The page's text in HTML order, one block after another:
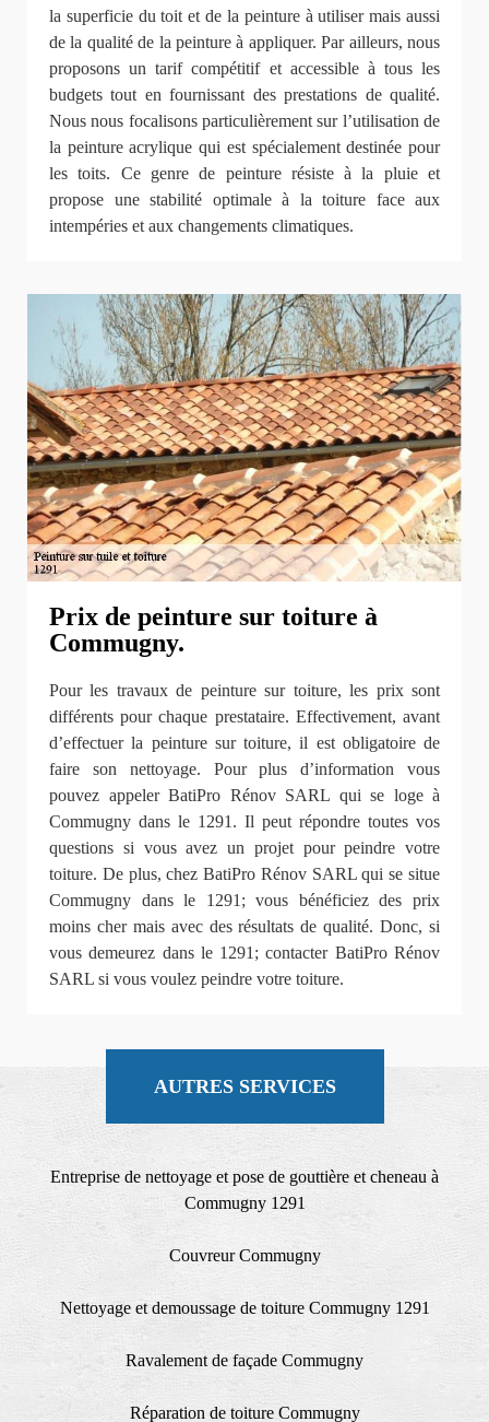
la superficie du toit et de la peinture à utiliser mais aussi
de la qualité de la peinture à appliquer. Par ailleurs, nous
proposons un tarif compétitif et accessible à tous les
budgets tout en fournissant des prestations de qualité.
Nous nous focalisons particulièrement sur l’utilisation de
la peinture acrylique qui est spécialement destinée pour
les toits. Ce genre de peinture résiste à la pluie et
propose une stabilité optimale à la toiture face aux
intempéries et aux changements climatiques.
Prix de peinture sur toiture à
Commugny.
Pour les travaux de peinture sur toiture, les prix sont
différents pour chaque prestataire. Effectivement, avant
d’effectuer la peinture sur toiture, il est obligatoire de
faire son nettoyage. Pour plus d’information vous
pouvez appeler BatiPro Rénov SARL qui se loge à
Commugny dans le 1291. Il peut répondre toutes vos
questions si vous avez un projet pour peindre votre
toiture. De plus, chez BatiPro Rénov SARL qui se situe
Commugny dans le 1291; vous bénéficiez des prix
moins cher mais avec des résultats de qualité. Donc, si
vous demeurez dans le 1291; contacter BatiPro Rénov
SARL si vous voulez peindre votre toiture.
AUTRES SERVICES
Entreprise de nettoyage et pose de gouttière et cheneau à
Commugny 1291
Couvreur Commugny
Nettoyage et demoussage de toiture Commugny 1291
Ravalement de façade Commugny
Réparation de toiture Commugny